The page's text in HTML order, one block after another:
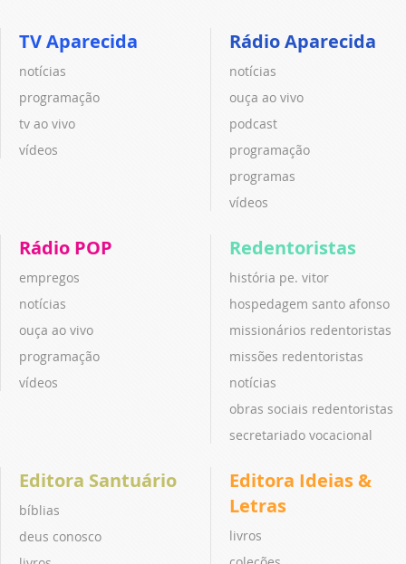
TV Aparecida
notícias
programação
tv ao vivo
vídeos
Rádio Aparecida
notícias
ouça ao vivo
podcast
programação
programas
vídeos
Rádio POP
empregos
notícias
ouça ao vivo
programação
vídeos
Redentoristas
história pe. vitor
hospedagem santo afonso
missionários redentoristas
missões redentoristas
notícias
obras sociais redentoristas
secretariado vocacional
Editora Santuário
bíblias
deus conosco
Editora Ideias &
Letras
livros